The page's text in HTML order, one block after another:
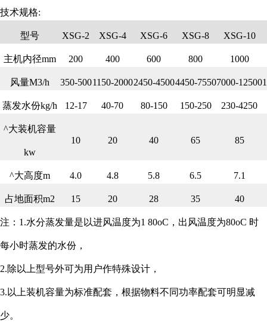
技术规格:
型号 XSG-2 XSG-4 XSG-6 XSG-8 XSG-10
主机内径mm 200 400 600 800 1000
风量M3/h 350-5001150-20002450-45004450-75507000-12500
蒸发水份kg/h 12-17 40-70 80-150 150-250 230-4250
^大装机容量
kw
10 20 40 65 85
^大高度m 4.0 4.8 5.8 6.5 7.1
占地面积m2 15 20 28 35 40
注：1.水分蒸发量是以进风温度为1 80oC，出风温度为80oC 时
每小时蒸发的水份，
2.除以上型号外可为用户作特殊设计，
3.以上装机容量为标准配套，根据物料不同功率配套可明显减
少。